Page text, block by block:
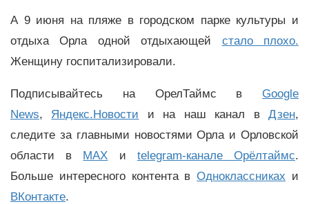
А 9 июня на пляже в городском парке культуры и
отдыха Орла одной отдыхающей стало плохо.
Женщину госпитализировали.
Подписывайтесь на ОрелТаймс в Google
News, Яндекс.Новости и на наш канал вДзен,
следите за главными новостями Орла и Орловской
области в MAX и telegram-канале Орёлтаймс.
Больше интересного контента вОдноклассниках и
ВКонтакте.